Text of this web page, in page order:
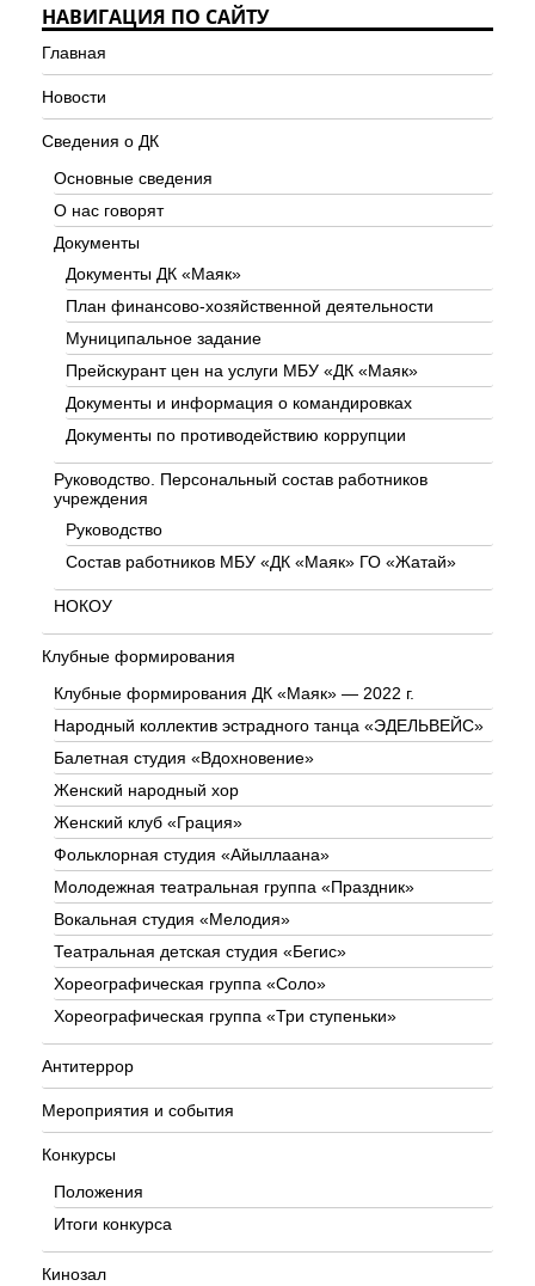
НАВИГАЦИЯ ПО САЙТУ
Главная
Новости
Сведения о ДК
Основные сведения
О нас говорят
Документы
Документы ДК «Маяк»
План финансово-хозяйственной деятельности
Муниципальное задание
Прейскурант цен на услуги МБУ «ДК «Маяк»
Документы и информация о командировках
Документы по противодействию коррупции
Руководство. Персональный состав работников
учреждения
Руководство
Состав работников МБУ «ДК «Маяк» ГО «Жатай»
НОКОУ
Клубные формирования
Клубные формирования ДК «Маяк» — 2022 г.
Народный коллектив эстрадного танца «ЭДЕЛЬВЕЙС»
Балетная студия «Вдохновение»
Женский народный хор
Женский клуб «Грация»
Фольклорная студия «Айыллаана»
Молодежная театральная группа «Праздник»
Вокальная студия «Мелодия»
Театральная детская студия «Бегис»
Хореографическая группа «Соло»
Хореографическая группа «Три ступеньки»
Антитеррор
Мероприятия и события
Конкурсы
Положения
Итоги конкурса
Кинозал